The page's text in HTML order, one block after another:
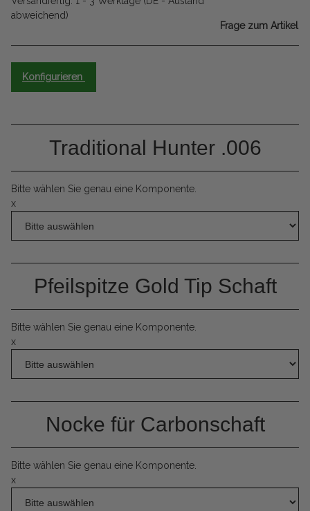
abweichend)
Frage zum Artikel
Konfigurieren
Traditional Hunter .006
Bitte wählen Sie genau eine Komponente.
x
Pfeilspitze Gold Tip Schaft
Bitte wählen Sie genau eine Komponente.
x
Nocke für Carbonschaft
Bitte wählen Sie genau eine Komponente.
x